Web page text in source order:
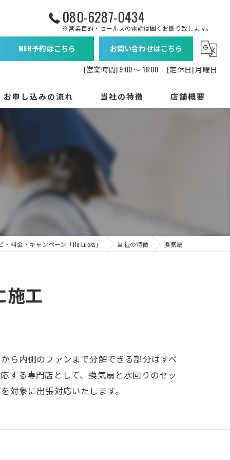
080-6287-0434
※営業目的・セールスの電話は固くお断り致します。
WEB予約はこちら
お問い合わせはこちら
[営業時間] 9:00 〜 18:00 [定休日] 月曜日
お申し込みの流れ 当社の特徴
エアコン
換気扇
一軒家
店舗概要
料金・キャンペーン「Re:Lucks」 当社の特徴 換気扇
施工
ら内側のファンまで分解できる部分はすべ
する専門店として、換気扇と水回りのセッ
対象に出張対応いたします。